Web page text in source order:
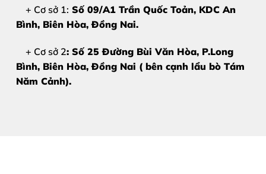
+ Cơ sở 1: Số 09/A1 Trần Quốc Toản, KDC An
Bình, Biên Hòa, Đồng Nai.
+ Cơ sở 2: Số 25 Đường Bùi Văn Hòa, P.Long
Bình, Biên Hòa, Đồng Nai ( bên cạnh lẩu bò Tám
Năm Cảnh).